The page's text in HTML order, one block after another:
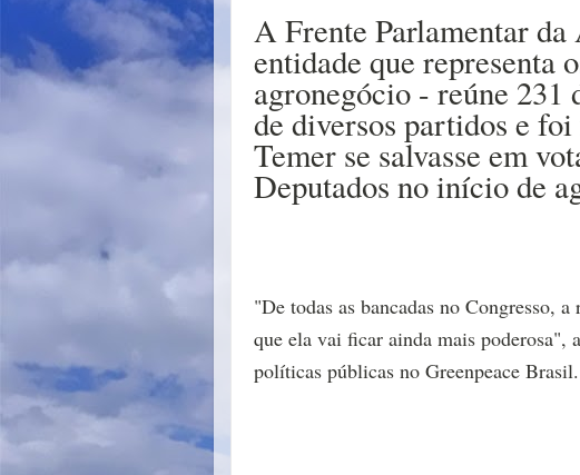
A Frente Parlamentar
entidade que representa
agronegócio - reúne 231
de diversos partidos e
Temer se salvasse em
Deputados no início de
"De todas as bancadas no Congresso,
que ela vai ficar ainda mais
políticas públicas no Greenpeace